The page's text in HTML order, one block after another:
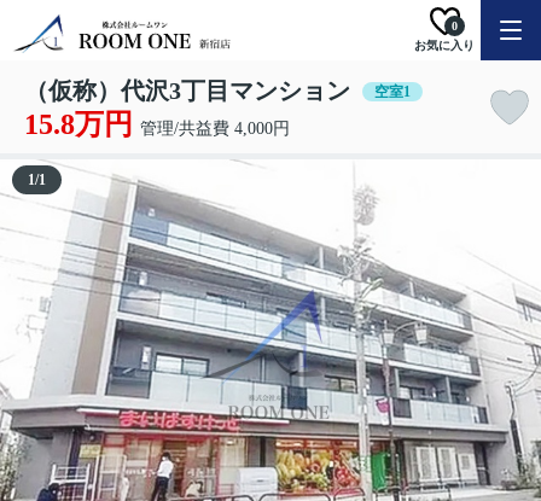
お気に入り
0
（仮称）代沢3丁目マンション 空室1
15.8万円 管理/共益費 4,000円
1/1